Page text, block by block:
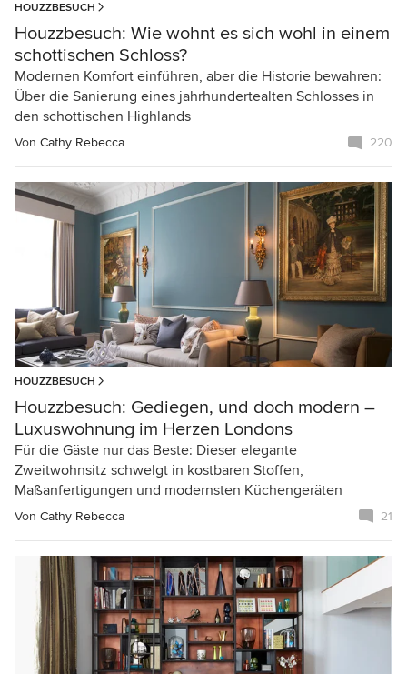
HOUZZBESUCH
Houzzbesuch: Wie wohnt es sich wohl in einem
schottischen Schloss?
Modernen Komfort einführen, aber die Historie bewahren:
Über die Sanierung eines jahrhundertealten Schlosses in
den schottischen Highlands
Von Cathy Rebecca 220
HOUZZBESUCH
Houzzbesuch: Gediegen, und doch modern –
Luxuswohnung im Herzen Londons
Für die Gäste nur das Beste: Dieser elegante
Zweitwohnsitz schwelgt in kostbaren Stoffen,
Maßanfertigungen und modernsten Küchengeräten
Von Cathy Rebecca 21